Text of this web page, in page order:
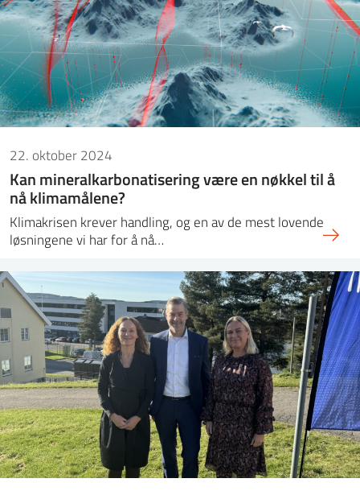
22. oktober 2024
Kan mineralkarbonatisering være en nøkkel til å
nå klimamålene?
Klimakrisen krever handling, og en av de mest lovende
løsningene vi har for å nå…